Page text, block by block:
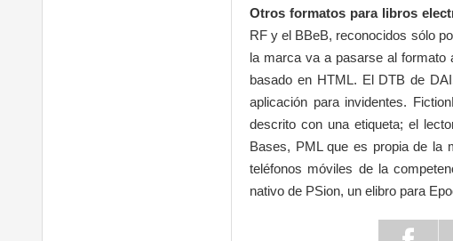
Otros formatos para libros
RF y el BBeB, reconocidos sólo
la marca va a pasarse al formato
basado en HTML. El DTB de
aplicación para invidentes.
descrito con una etiqueta; el
Bases, PML que es propia de la
teléfonos móviles de la
nativo de PSion, un elibro para